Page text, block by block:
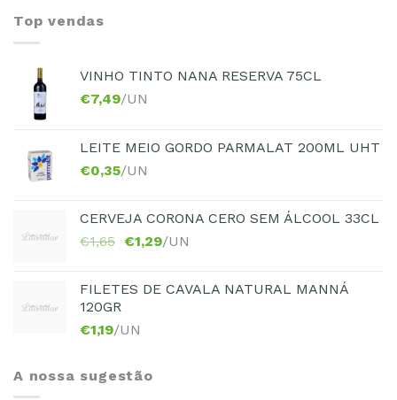
Top vendas
VINHO TINTO NANA RESERVA 75CL
€7,49/UN
LEITE MEIO GORDO PARMALAT 200ML UHT
€0,35/UN
CERVEJA CORONA CERO SEM ÁLCOOL 33CL
€1,65 €1,29/UN
FILETES DE CAVALA NATURAL MANNÁ
120GR
€1,19/UN
A nossa sugestão